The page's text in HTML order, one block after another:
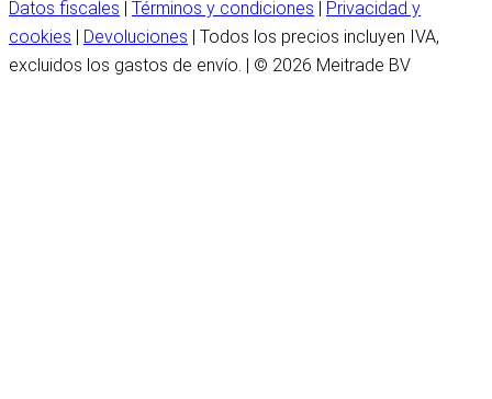
Datos fiscales Términos y condiciones
Privacidad y
cookies
Devoluciones | Todos los precios incluyen IVA,
excluidos los gastos de envío. | © 2026 Meitrade BV